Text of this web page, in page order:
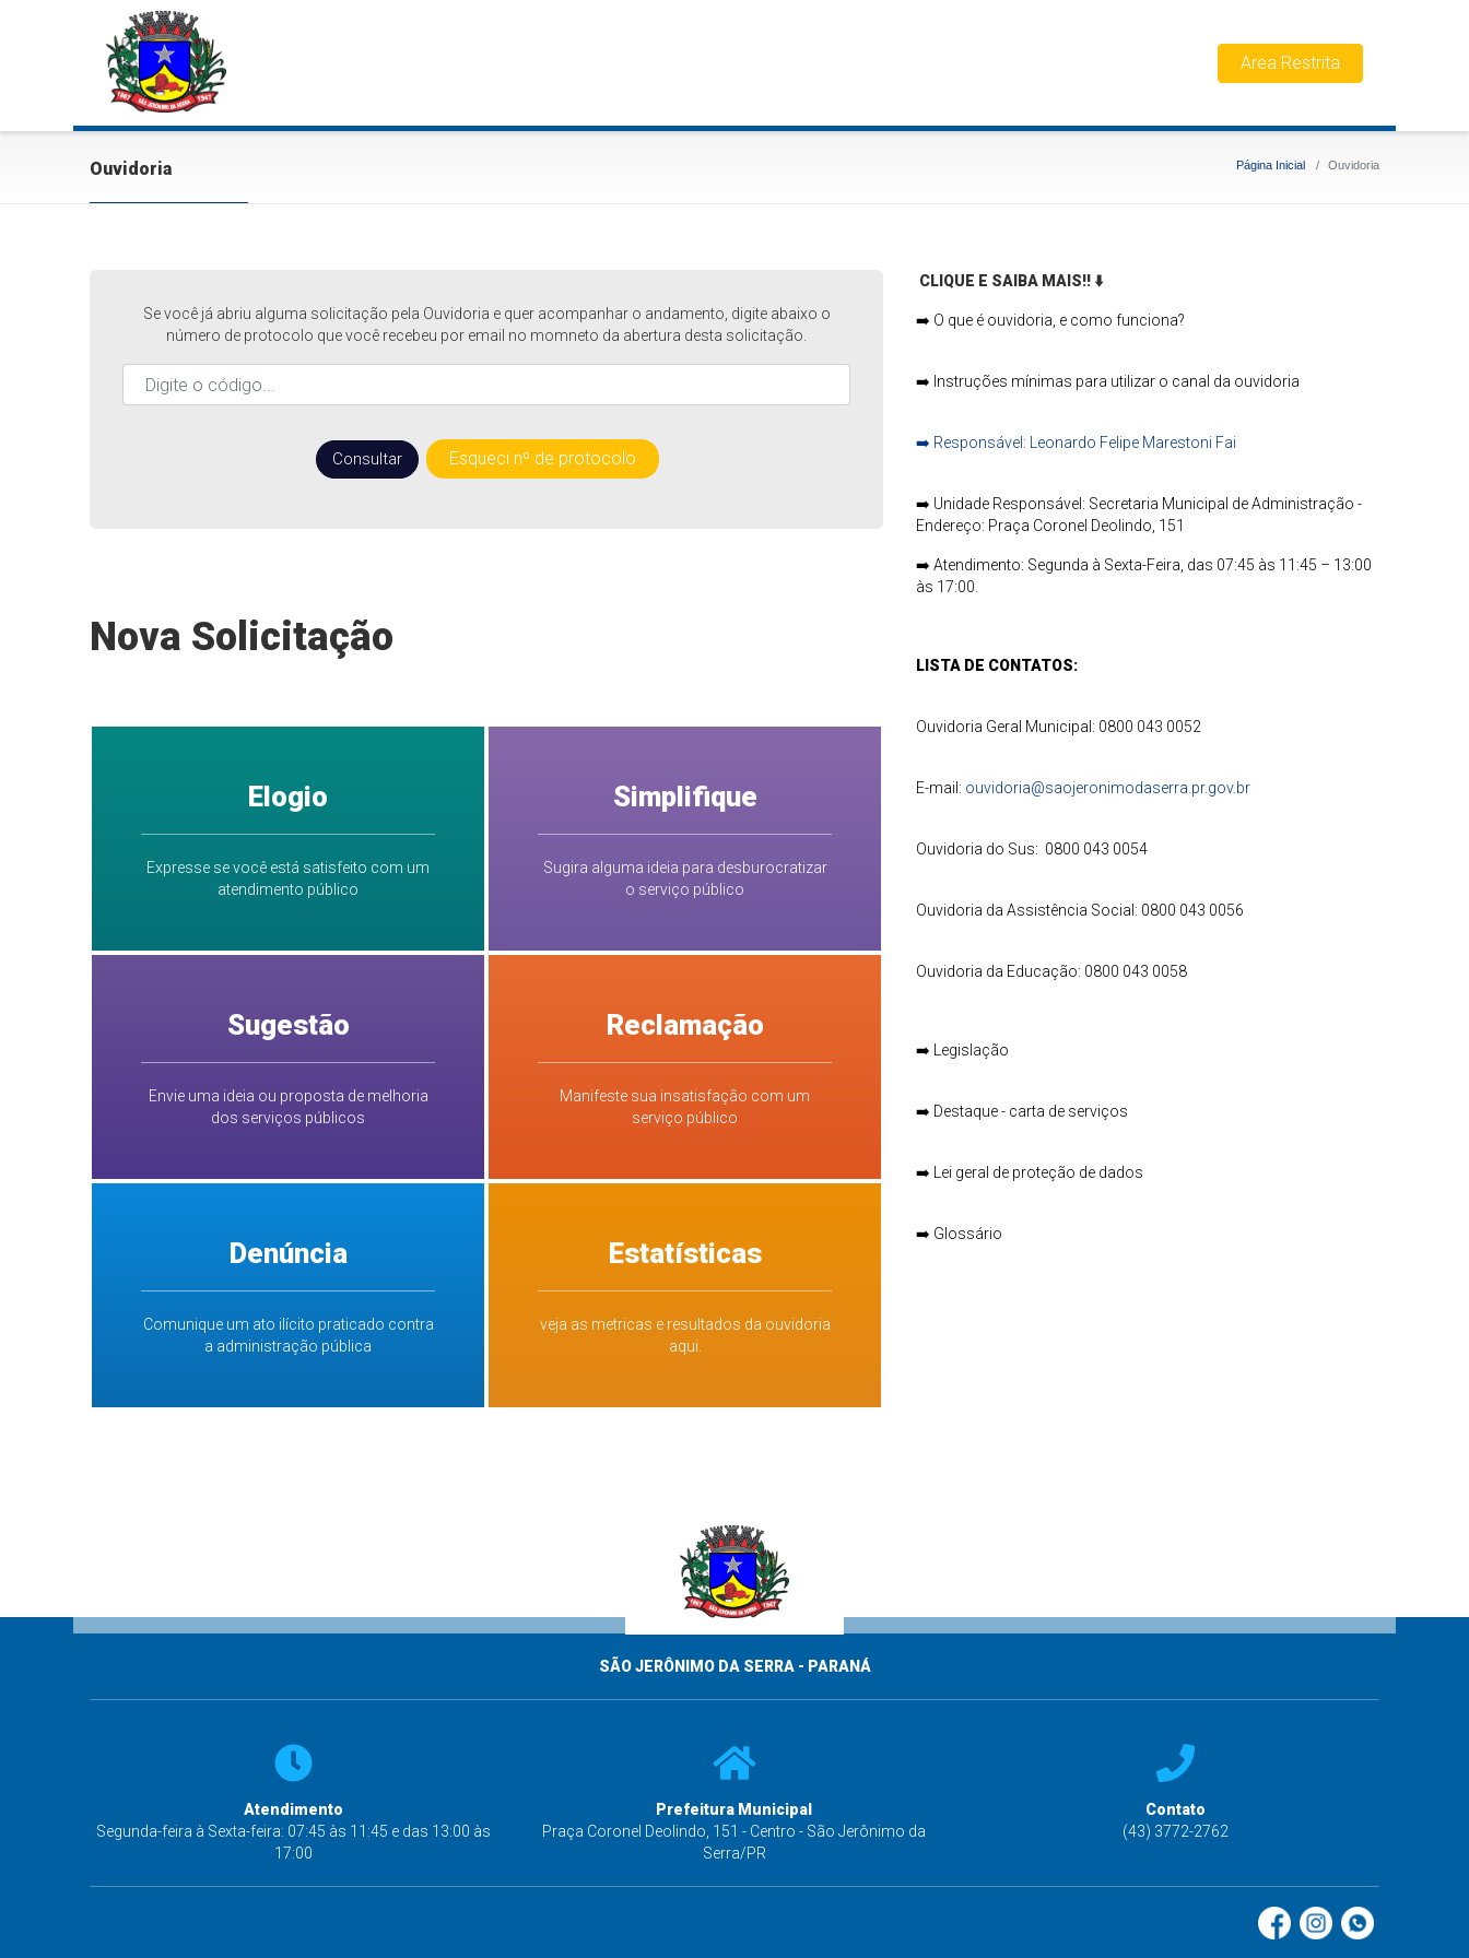
Area Restrita
Ouvidoria Página Inicial Ouvidoria
Se você já abriu alguma solicitação pela Ouvidoria e quer acompanhar o andamento, digite abaixo o
número de protocolo que você recebeu por email no momneto da abertura desta solicitação.
Consultar Esqueci nº de protocolo
Nova Solicitação
Elogio
Expresse se você está satisfeito com um
atendimento público
Simplifique
Sugira alguma ideia para desburocratizar
o serviço público
Sugestão
Envie uma ideia ou proposta de melhoria
dos serviços públicos
Reclamação
Manifeste sua insatisfação com um
serviço público
Denúncia
Comunique um ato ilícito praticado contra
a administração pública
Estatísticas
veja as metricas e resultados da ouvidoria
aqui.
CLIQUE E SAIBA MAIS!! ⬇️
➡️ O que é ouvidoria, e como funciona?
➡️ Instruções mínimas para utilizar o canal da ouvidoria
➡️ Responsável: Leonardo Felipe Marestoni Fai
➡️ Unidade Responsável: Secretaria Municipal de Administração -
Endereço: Praça Coronel Deolindo, 151
➡️ Atendimento: Segunda à Sexta-Feira, das 07:45 às 11:45 – 13:00
às 17:00.
LISTA DE CONTATOS:
Ouvidoria Geral Municipal: 0800 043 0052
E-mail: ouvidoria@saojeronimodaserra.pr.gov.br
Ouvidoria do Sus: 0800 043 0054
Ouvidoria da Assistência Social: 0800 043 0056
Ouvidoria da Educação: 0800 043 0058
➡️ Legislação
➡️ Destaque - carta de serviços
➡️ Lei geral de proteção de dados
➡️ Glossário
SÃO JERÔNIMO DA SERRA - PARANÁ
Atendimento
Segunda-feira à Sexta-feira: 07:45 às 11:45 e das 13:00 às
17:00
Prefeitura Municipal
Praça Coronel Deolindo, 151 - Centro - São Jerônimo da
Serra/PR
Contato
(43) 3772-2762